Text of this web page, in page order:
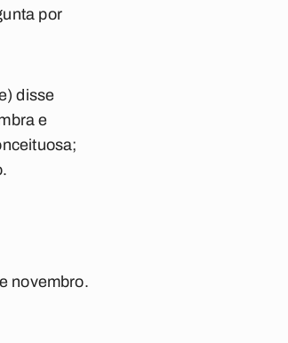
por
disse
e
novembro.